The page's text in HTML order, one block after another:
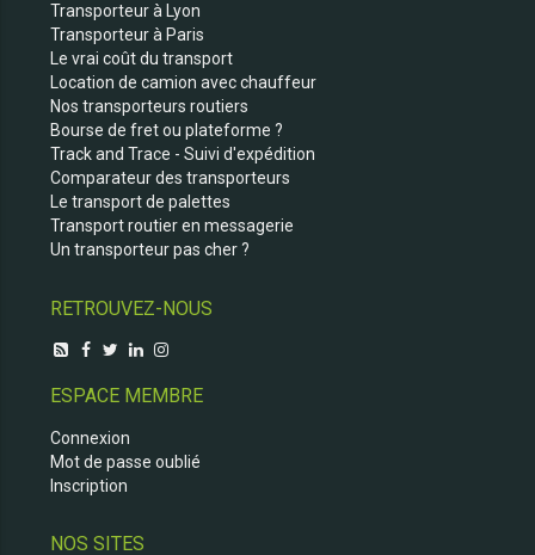
Transporteur à Lyon
Transporteur à Paris
Le vrai coût du transport
Location de camion avec chauffeur
Nos transporteurs routiers
Bourse de fret ou plateforme ?
Track and Trace - Suivi d'expédition
Comparateur des transporteurs
Le transport de palettes
Transport routier en messagerie
Un transporteur pas cher ?
RETROUVEZ-NOUS
ESPACE MEMBRE
Connexion
Mot de passe oublié
Inscription
NOS SITES